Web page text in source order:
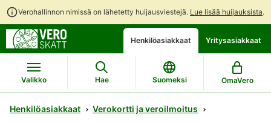
Verohallinnon nimissä on lähetetty huijausviestejä. Lue lisää huijauksista.
Siirry
suoraan
sisältöön
Siirry
koko
sivuston
hakuun
Avaa
chattibotin
keskustelu
Henkilöasiakkaat Yritysasiakkaat
Valikko Hae Suomeksi OmaVero
Henkilöasiakkaat
Verokortti ja veroilmoitus